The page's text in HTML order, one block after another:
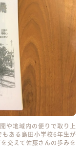
や地域内の便りで取り上
ある島田小学校6年生が
交えて佐藤さんの歩みを